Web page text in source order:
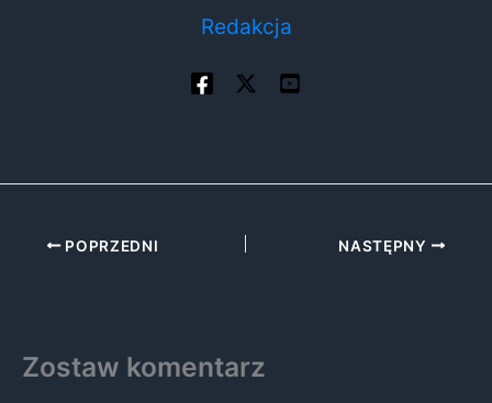
Redakcja
POPRZEDNI NASTĘPNY
Zostaw komentarz